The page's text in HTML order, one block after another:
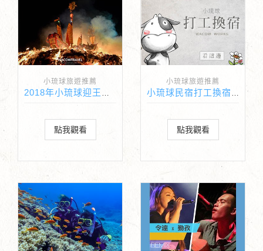
小琉球旅遊推薦
2018年小琉球迎王祭時間
點我觀看
小琉球旅遊推薦
小琉球民宿打工換宿在這裡找
點我觀看